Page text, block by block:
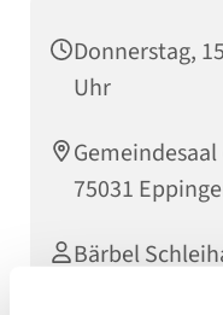
Donnerstag,
Uhr
75031
Bärbel